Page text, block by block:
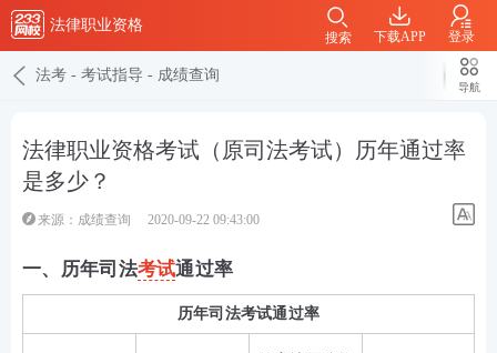
法律职业资格
下载APP 登录
搜索
法考 - 考试指导 - 成绩查询
导航
法律职业资格考试（原司法考试）历年通过率
是多少？
来源： 成绩查询 2020-09-22 09:43:00
一、历年司法考试通过率
历年司法考试通过率